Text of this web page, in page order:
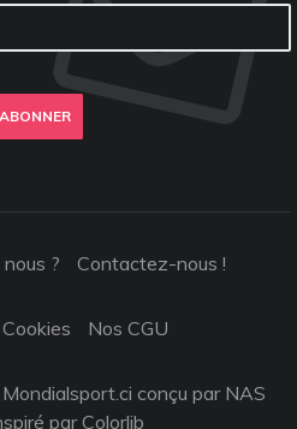
? Contactez-nous !
Nos CGU
conçu par NAS
parColorlib